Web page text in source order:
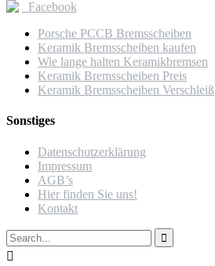
Facebook
Porsche PCCB Bremsscheiben
Keramik Bremsscheiben kaufen
Wie lange halten Keramikbremsen
Keramik Bremsscheiben Preis
Keramik Bremsscheiben Verschleiß
Sonstiges
Datenschutzerklärung
Impressum
AGB’s
Hier finden Sie uns!
Kontakt

